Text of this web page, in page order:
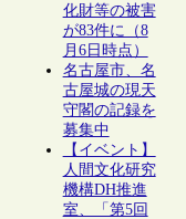
化財等の被害
が83件に（8
月6日時点）
名古屋市、名
古屋城の現天
守閣の記録を
募集中
【イベント】
人間文化研究
機構DH推進
室、「第5回